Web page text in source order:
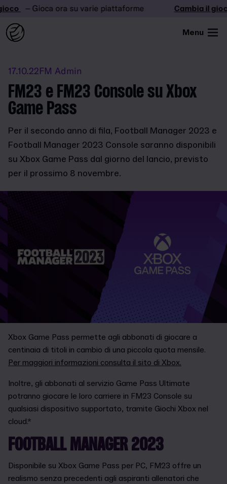
– Gioca ora su varie piattaforme Cambia il gioco
Menu
17.10.22FM Admin
FM23 e FM23 Console su Xbox
Game Pass
Per il secondo anno di fila, Football Manager 2023 e
Football Manager 2023 Console saranno disponibili
su Xbox Game Pass dal giorno del lancio, previsto
per il prossimo 8 novembre.
Xbox Game Pass permette agli abbonati di giocare a
centinaia di titoli in cambio di una piccola quota mensile.
Per maggiori informazioni consulta il sito di Xbox.
Inoltre, gli abbonati al servizio Game Pass Ultimate
potranno giocare le loro carriere in FM23 Console su
qualsiasi dispositivo supportato, tramite Giochi Xbox nel
cloud.*
FOOTBALL MANAGER 2023
Disponibile su Xbox Game Pass per PC, FM23 offre un
realismo senza precedenti agli aspiranti allenatori che